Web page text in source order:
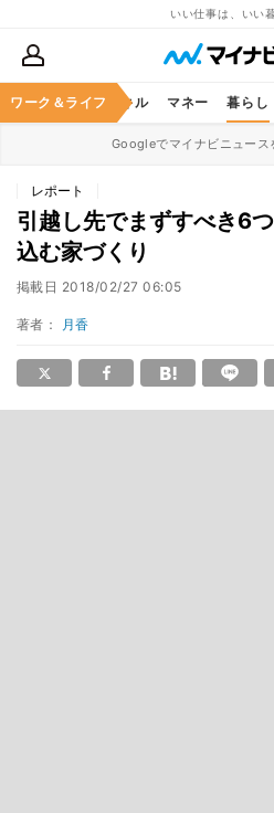
いい仕事は、いい
ワーク＆ライフ
ア ビジネススキル マネー 暮らし
Googleでマイナビニュース
レポート
引越し先でまずすべき6
込む家づくり
掲載日 2018/02/27 06:05
著者： 月香